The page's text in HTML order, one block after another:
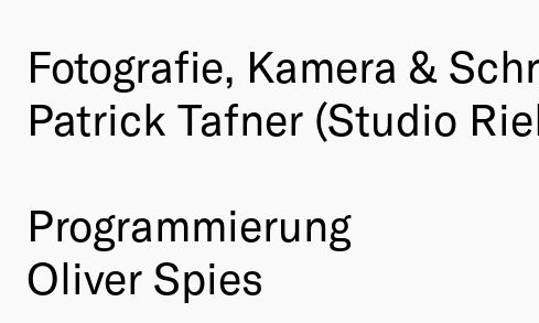
Fotografie, Kamera &
Patrick Tafner (Studio
Programmierung
Oliver Spies